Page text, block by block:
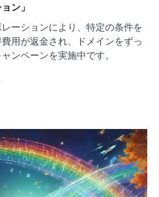
ン」
ーションにより、特定の条件を
用が返金され、ドメインをずっ
ンペーンを実施中です。